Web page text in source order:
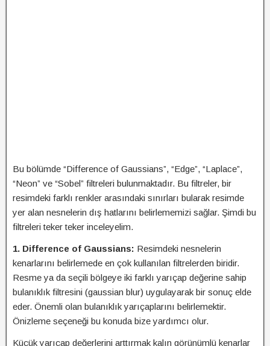
Bu bölümde “Difference of Gaussians”, “Edge”, “Laplace”,
“Neon” ve “Sobel” filtreleri bulunmaktadır. Bu filtreler, bir
resimdeki farklı renkler arasındaki sınırları bularak resimde
yer alan nesnelerin dış hatlarını belirlememizi sağlar. Şimdi bu
filtreleri teker teker inceleyelim.
1. Difference of Gaussians: Resimdeki nesnelerin
kenarlarını belirlemede en çok kullanılan filtrelerden biridir.
Resme ya da seçili bölgeye iki farklı yarıçap değerine sahip
bulanıklık filtresini (gaussian blur) uygulayarak bir sonuç elde
eder. Önemli olan bulanıklık yarıçaplarını belirlemektir.
Önizleme seçeneği bu konuda bize yardımcı olur.
Küçük yarıçap değerlerini arttırmak kalın görünümlü kenarlar